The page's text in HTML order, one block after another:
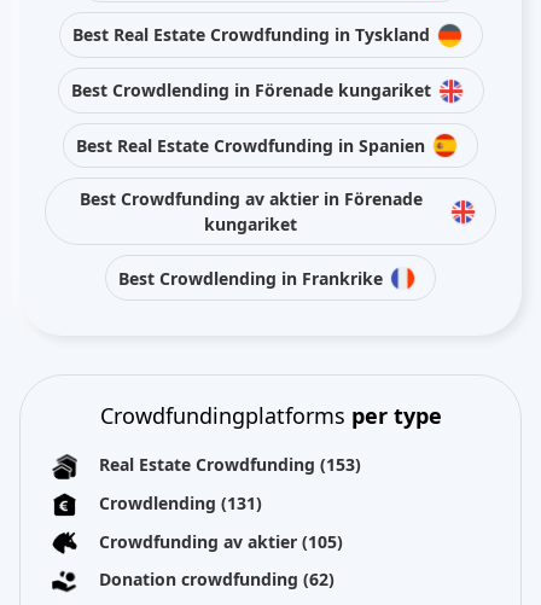
Best Real Estate Crowdfunding in Tyskland
Best Crowdlending in Förenade kungariket
Best Real Estate Crowdfunding in Spanien
Best Crowdfunding av aktier in Förenade
kungariket
Best Crowdlending in Frankrike
Crowdfundingplatforms per type
Real Estate Crowdfunding (153)
Crowdlending (131)
Crowdfunding av aktier (105)
Donation crowdfunding (62)